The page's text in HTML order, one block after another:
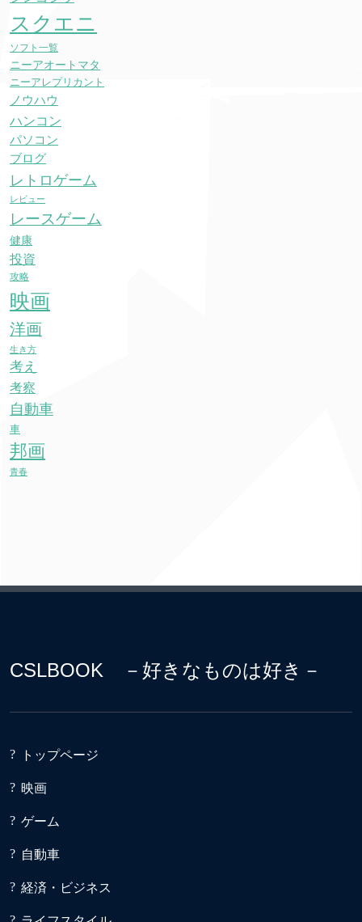
スクエニ
ソフト一覧
ニーアオートマタ
ニーアレプリカント
ノウハウ
ハンコン
パソコン
ブログ
レトロゲーム
レビュー
レースゲーム
健康
投資
攻略
映画
洋画
生き方
考え
考察
自動車
車
邦画
青春
CSLBOOK －好きなものは好き－
トップページ
映画
ゲーム
自動車
経済・ビジネス